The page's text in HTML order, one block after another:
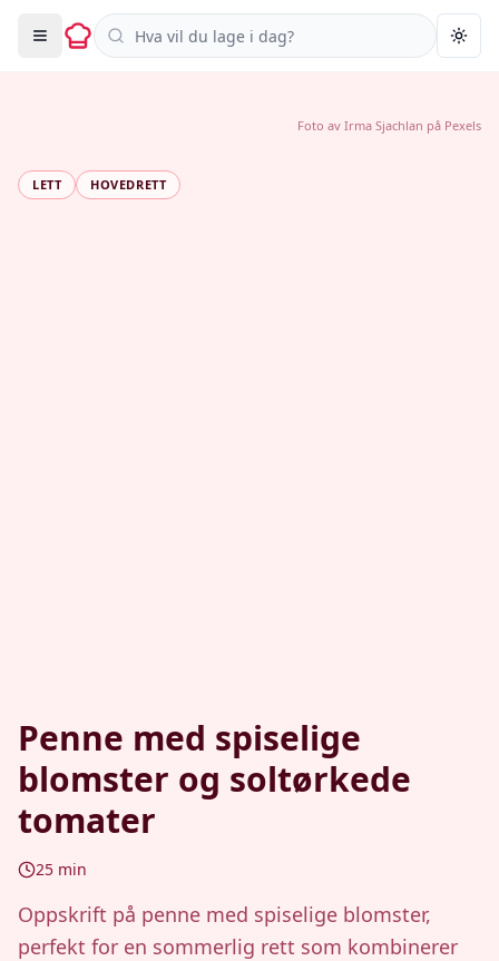
Søk i oppskrifter
LETT HOVEDRETT
Penne med spiselige
blomster og soltørkede
tomater
25 min
Oppskrift på penne med spiselige blomster,
perfekt for en sommerlig rett som kombinerer
Foto av Irma Sjachlan på Pexels